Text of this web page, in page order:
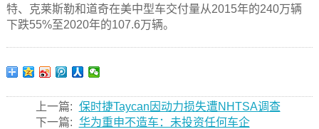
特、克莱斯勒和道奇在美中型车交付量从2015年的240万辆
下跌55%至2020年的107.6万辆。
上一篇: 保时捷Taycan因动力损失遭NHTSA调查
下一篇: 华为重申不造车：未投资任何车企